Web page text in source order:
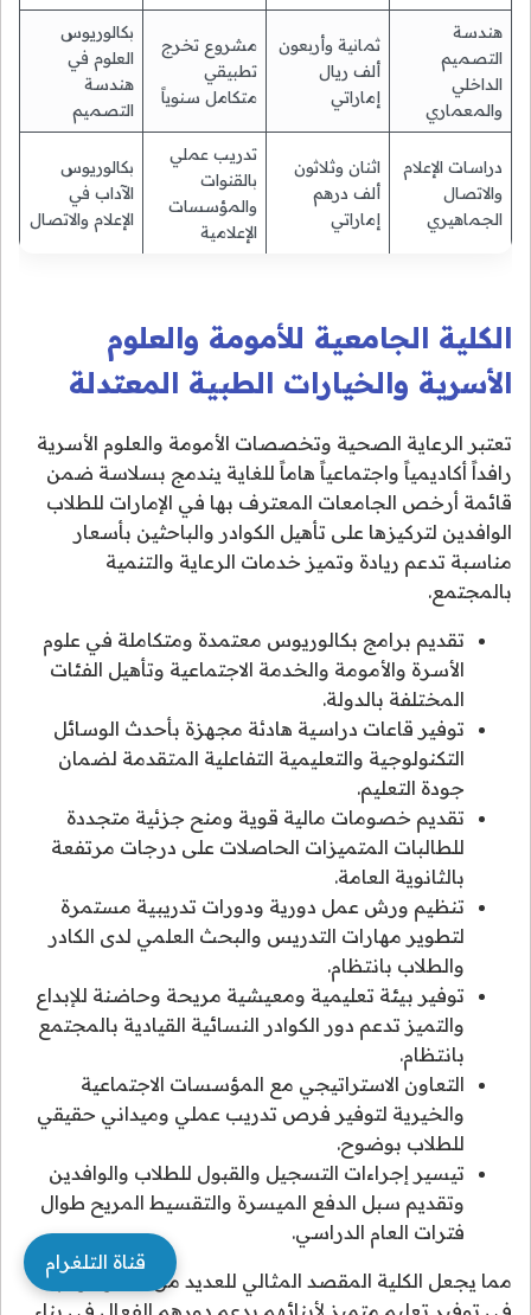
هندسة
التصميم
الداخلي
والمعماري
ثمانية وأربعون
ألف ريال
إماراتي
مشروع تخرج
تطبيقي
متكامل سنوياً
بكالوريوس
العلوم في
هندسة
التصميم
دراسات الإعلام
والاتصال
الجماهيري
اثنان وثلاثون
ألف درهم
إماراتي
تدريب عملي
بالقنوات
والمؤسسات
الإعلامية
بكالوريوس
الآداب في
الإعلام والاتصال
الكلية الجامعية للأمومة والعلوم
الأسرية والخيارات الطبية المعتدلة
تعتبر الرعاية الصحية وتخصصات الأمومة والعلوم الأسرية
رافداً أكاديمياً واجتماعياً هاماً للغاية يندمج بسلاسة ضمن
قائمة أرخص الجامعات المعترف بها في الإمارات للطلاب
الوافدين لتركيزها على تأهيل الكوادر والباحثين بأسعار
مناسبة تدعم ريادة وتميز خدمات الرعاية والتنمية
بالمجتمع.
تقديم برامج بكالوريوس معتمدة ومتكاملة في علوم
الأسرة والأمومة والخدمة الاجتماعية وتأهيل الفئات
المختلفة بالدولة.
توفير قاعات دراسية هادئة مجهزة بأحدث الوسائل
التكنولوجية والتعليمية التفاعلية المتقدمة لضمان
جودة التعليم.
تقديم خصومات مالية قوية ومنح جزئية متجددة
للطالبات المتميزات الحاصلات على درجات مرتفعة
بالثانوية العامة.
تنظيم ورش عمل دورية ودورات تدريبية مستمرة
لتطوير مهارات التدريس والبحث العلمي لدى الكادر
والطلاب بانتظام.
توفير بيئة تعليمية ومعيشية مريحة وحاضنة للإبداع
والتميز تدعم دور الكوادر النسائية القيادية بالمجتمع
بانتظام.
التعاون الاستراتيجي مع المؤسسات الاجتماعية
والخيرية لتوفير فرص تدريب عملي وميداني حقيقي
للطلاب بوضوح.
تيسير إجراءات التسجيل والقبول للطلاب والوافدين
وتقديم سبل الدفع الميسرة والتقسيط المريح طوال
فترات العام الدراسي.
مما يجعل الكلية المقصد المثالي للعديد من الأسر الراغبة
في توفير تعليم متميز لأبنائهم يدعم دورهم الفعال في بناء
قناة التلغرام